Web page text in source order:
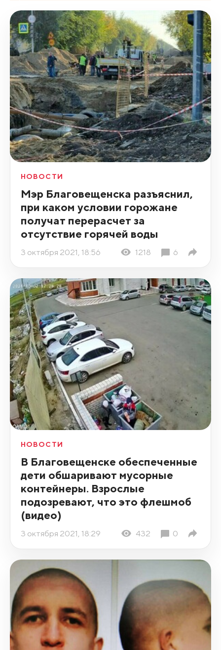
НОВОСТИ
Мэр Благовещенска разъяснил,
при каком условии горожане
получат перерасчет за
отсутствие горячей воды
3 октября 2021, 18:56 1218 6
НОВОСТИ
В Благовещенске обеспеченные
дети обшаривают мусорные
контейнеры. Взрослые
подозревают, что это флешмоб
(видео)
3 октября 2021, 18:29 432 0